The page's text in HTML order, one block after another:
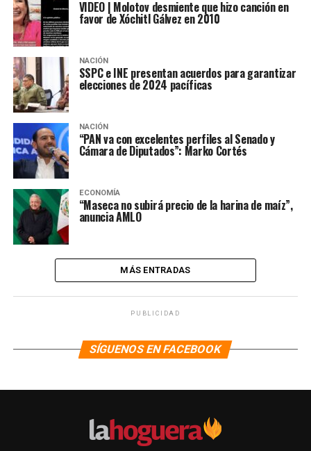
VIDEO | Molotov desmiente que hizo canción en
favor de Xóchitl Gálvez en 2010
NACIÓN
SSPC e INE presentan acuerdos para garantizar
elecciones de 2024 pacíficas
NACIÓN
“PAN va con excelentes perfiles al Senado y
Cámara de Diputados”: Marko Cortés
ECONOMÍA
“Maseca no subirá precio de la harina de maíz”,
anuncia AMLO
MÁS ENTRADAS
PUBLICIDAD
SÍGUENOS EN FACEBOOK